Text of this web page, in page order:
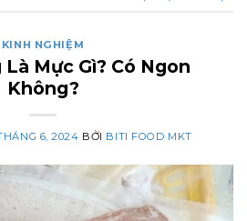
KINH NGHIỆM
Là Mực Gì? Có Ngon
Không?
6, 2024 BỞI BITI FOOD MKT